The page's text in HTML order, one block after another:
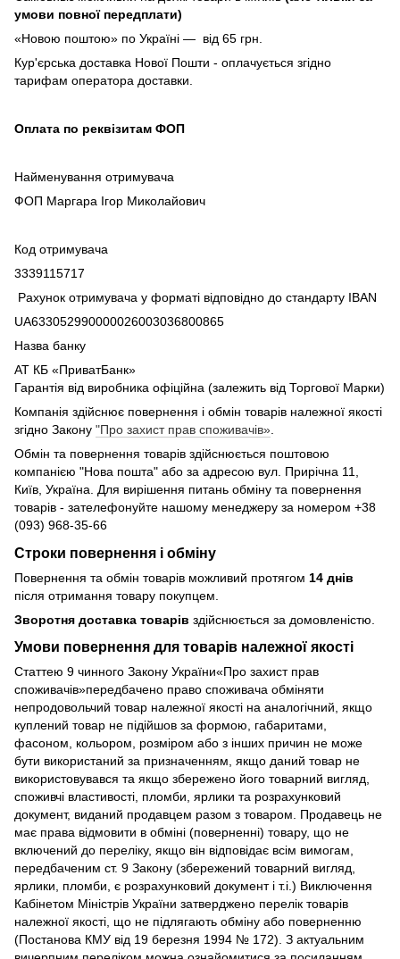
умови повної передплати)
«Новою поштою» по Україні — від 65 грн.
Кур'єрська доставка Нової Пошти - оплачується згідно
тарифам оператора доставки.
Оплата по реквізитам ФОП
Найменування отримувача
ФОП Маргара Ігор Миколайович
Код отримувача
3339115717
Рахунок отримувача у форматі відповідно до стандарту IBAN
UA633052990000026003036800865
Назва банку
АТ КБ «ПриватБанк»
Гарантія від виробника офіційна (залежить від Торгової Марки)
Компанія здійснює повернення і обмін товарів належної якості
згідно Закону "Про захист прав споживачів»
Обмін та повернення товарів здійснюється поштовою
компанією "Нова пошта" або за адресою вул. Прирічна 11,
Київ, Україна. Для вирішення питань обміну та повернення
товарів - зателефонуйте нашому менеджеру за номером +38
(093) 968-35-66
Строки повернення і обміну
Повернення та обмін товарів можливий протягом 14 днів
після отримання товару покупцем.
Зворотня доставка товарів здійснюється за домовленістю.
Умови повернення для товарів належної якості
Статтею 9 чинного Закону України«Про захист прав
споживачів»передбачено право споживача обміняти
непродовольчий товар належної якості на аналогічний, якщо
куплений товар не підійшов за формою, габаритами,
фасоном, кольором, розміром або з інших причин не може
бути використаний за призначенням, якщо даний товар не
використовувався та якщо збережено його товарний вигляд,
споживчі властивості, пломби, ярлики та розрахунковий
документ, виданий продавцем разом з товаром. Продавець не
має права відмовити в обміні (поверненні) товару, що не
включений до переліку, якщо він відповідає всім вимогам,
передбаченим ст. 9 Закону (збережений товарний вигляд,
ярлики, пломби, є розрахунковий документ і т.і.) Виключення
Кабінетом Міністрів України затверджено перелік товарів
належної якості, що не підлягають обміну або поверненню
(Постанова КМУ від 19 березня 1994 № 172). З актуальним